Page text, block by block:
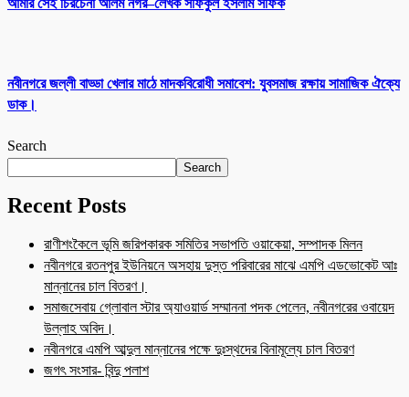
নবীনগরে জল্লী বাড্ডা খেলার মাঠে মাদকবিরোধী সমাবেশ: যুবসমাজ রক্ষায় সামাজিক ঐক্যে
ডাক।
Search
Search
Recent Posts
রাণীশংকৈলে ভূমি জরিপকারক সমিতির সভাপতি ওয়াকেয়া, সম্পাদক মিলন
নবীনগরে রতনপুর ইউনিয়নে অসহায় দুস্ত পরিবারের মাঝে এমপি এডভোকেট আঃ
মান্নানের চাল বিতরণ।
সমাজসেবায় গ্লোবাল স্টার অ্যাওয়ার্ড সম্মাননা পদক পেলেন, নবীনগরের ওবায়েদ
উল্লাহ অবিদ।
নবীনগরে এমপি আব্দুল মান্নানের পক্ষে দুঃস্থদের বিনামূল্যে চাল বিতরণ
জগৎ সংসার- বিন্দু পলাশ